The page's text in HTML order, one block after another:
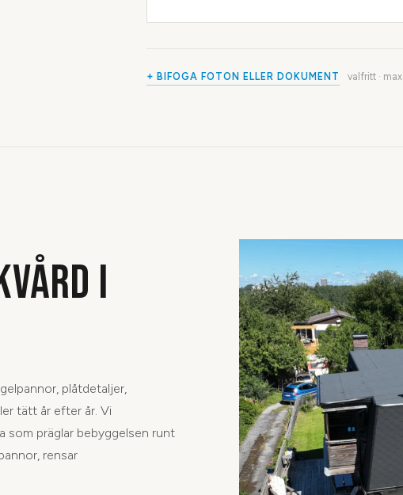
+ BIFOGA FOTON ELLER DOKUMENT valfritt · max
I
plåtdetaljer,
tätt år efter år. Vi
som präglar bebyggelsen runt
rensar